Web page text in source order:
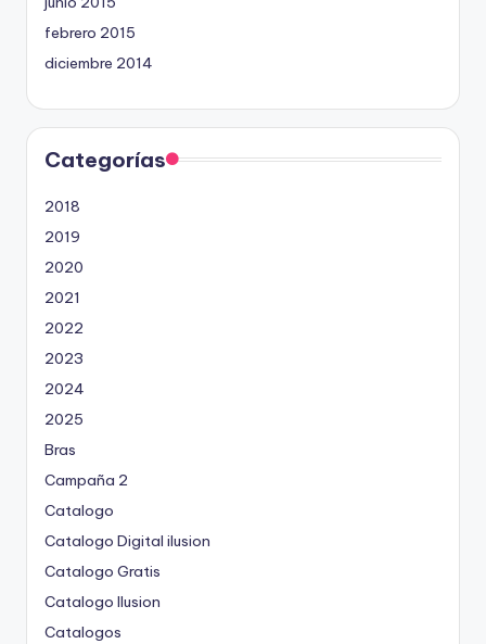
febrero 2015
diciembre 2014
Categorías
2018
2019
2020
2021
2022
2023
2024
2025
Bras
Campaña 2
Catalogo
Catalogo Digital ilusion
Catalogo Gratis
Catalogo Ilusion
Catalogos